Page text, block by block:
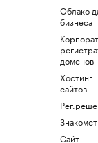
Облако
бизнеса
доменов
Хостинг
сайтов
Сайт